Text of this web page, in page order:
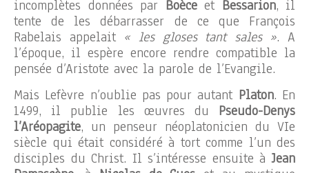
incomplètes données par Boèceet Bessarion, il
tente de les débarrasser de ce que François
Rabelais appelait « les gloses tant sales ». A
l’époque, il espère encore rendre compatible la
pensée d’Aristote avec la parole de l’Evangile.
Mais Lefèvre n’oublie pas pour autant Platon. En
1499, il publie les œuvres du Pseudo-Denys
l’Aréopagite, un penseur néoplatonicien du VIe
siècle qui était considéré à tort comme l’un des
disciples du Christ. Il s’intéresse ensuite àJean